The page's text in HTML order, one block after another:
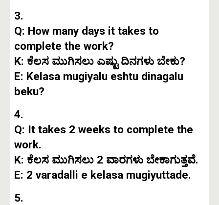
3.
Q: How many days it takes to
complete the work?
K: ಕೆಲಸ ಮುಗಿಸಲು ಎಷ್ಟು ದಿನಗಳು ಬೇಕು?
E: Kelasa mugiyalu eshtu dinagalu
beku?
4.
Q: It takes 2 weeks to complete the
work.
K: ಕೆಲಸ ಮುಗಿಸಲು 2 ವಾರಗಳು ಬೇಕಾಗುತ್ತವೆ.
E: 2 varadalli e kelasa mugiyuttade.
5.